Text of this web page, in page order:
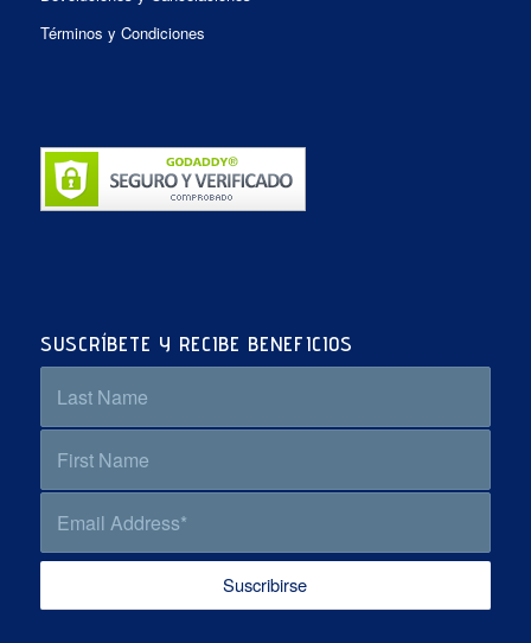
Términos y Condiciones
SUSCRÍBETE Y RECIBE BENEFICIOS